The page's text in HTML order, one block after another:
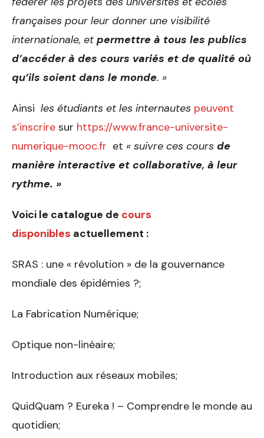
françaises pour leur donner une visibilité
internationale, et permettre à tous les publics
d’accéder à des cours variés et de qualité où
qu’ils soient dans le monde. »
Ainsi les étudiants et les internautes peuvent
s’inscrire sur https://www.france-universite-
numerique-mooc.fr et « suivre ces cours de
manière interactive et collaborative, à leur
rythme. »
Voici le catalogue de cours
disponibles actuellement :
SRAS : une « révolution » de la gouvernance
mondiale des épidémies ?;
La Fabrication Numérique;
Optique non-linéaire;
Introduction aux réseaux mobiles;
QuidQuam ? Eureka ! – Comprendre le monde au
quotidien;